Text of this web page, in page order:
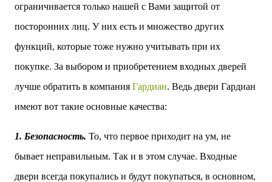
строгих норм пожарной безопасности,
инклюзивности. Успех проекта был подтвержден
победой в городском конкурсе 2021 года и
пирамида глобального качества» от Федерации
застройщиков Окситании в 2024 году. Концепция
средиземноморский манифест. Архитекторы
прошлом участка с принц...
ограничивается только нашей с Вами защитой от
посторонних лиц. У них есть и множество других
функций, которые тоже нужно учитывать при их
покупке. За выбором и приобретением входных дверей
лучше обратить в компания Гардиан. Ведь двери Гардиан
имеют вот такие основные качества:
1. Безопасность. То, что первое приходит на ум, не
бывает неправильным. Так и в этом случае. Входные
двери всегда покупались и будут покупаться, в основном,